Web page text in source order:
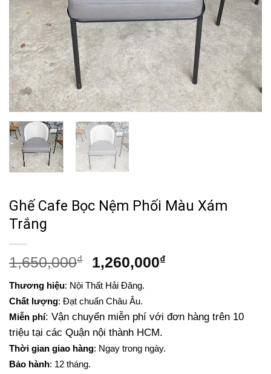
Ghế Cafe Bọc Nệm Phối Màu Xám
Trắng
1,650,000₫
Giá
là:
1,650,000₫.
1,260,000₫Giá
1,260,000₫.
Thương hiệu: Nội Thất Hải Đăng.
Chất lượng: Đạt chuẩn Châu Âu.
Miễn phí: Vận chuyển miễn phí với đơn hàng trên 10
triệu tại các Quận nội thành HCM.
Thời gian giao hàng: Ngay trong ngày.
Bảo hành: 12 tháng.